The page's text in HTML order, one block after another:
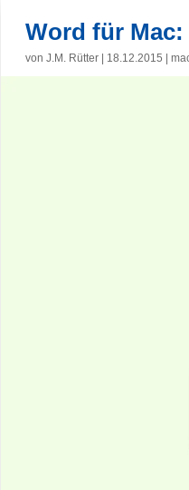
Word für
von J.M. Rütter 18.12.2015